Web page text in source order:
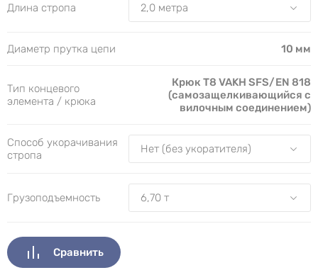
Длина стропа
Диаметр прутка цепи 10 мм
Тип концевого
элемента / крюка
Крюк Т8 VAKH SFS/EN 818
(самозащелкивающийся с
вилочным соединением)
Способ укорачивания
стропа
Грузоподъемность
Сравнить